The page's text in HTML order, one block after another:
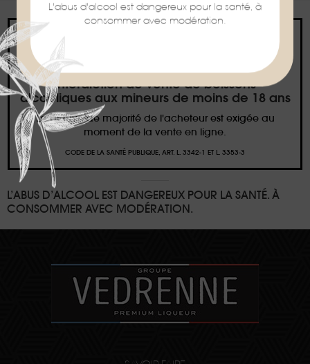
Interdiction de vente de boissons
alcooliques aux mineurs de moins de 18 ans
La preuve de majorité de l'acheteur est exigée au
moment de la vente en ligne.
CODE DE LA SANTÉ PUBLIQUE, ART. L. 3342-1 ET L. 3353-3
L’ABUS D’ALCOOL EST DANGEREUX POUR LA SANTÉ. À
CONSOMMER AVEC MODÉRATION.
L'abus d'alcool est dangereux pour la santé, à
consommer avec modération.